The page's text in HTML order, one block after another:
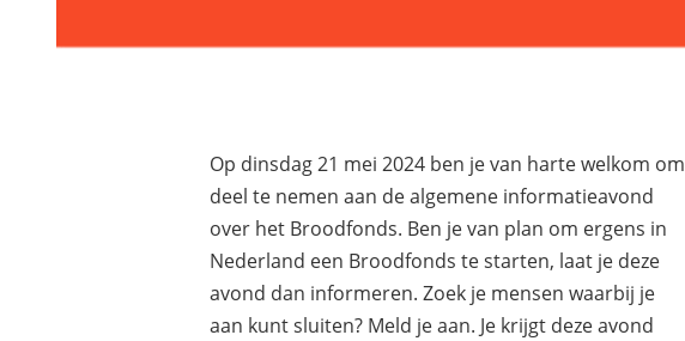
Op dinsdag 21 mei 2024 ben je van harte welkom om
deel te nemen aan de algemene informatieavond
over het Broodfonds. Ben je van plan om ergens in
Nederland een Broodfonds te starten, laat je deze
avond dan informeren. Zoek je mensen waarbij je
aan kunt sluiten? Meld je aan. Je krijgt deze avond